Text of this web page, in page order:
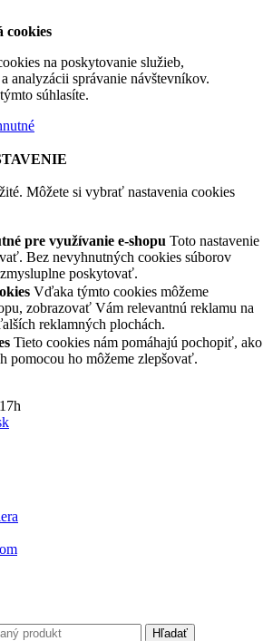
cookies
na poskytovanie služieb,
analyzácii správanie návštevníkov.
súhlasíte.
Môžete si vybrať nastavenia cookies
pre využívanie e-shopu Toto nastavenie
Bez nevyhnutných cookies súborov
poskytovať.
Vďaka týmto cookies môžeme
zobrazovať Vám relevantnú reklamu na
reklamných plochách.
Tieto cookies nám pomáhajú pochopiť, ako
pomocou ho môžeme zlepšovať.
Hľadať